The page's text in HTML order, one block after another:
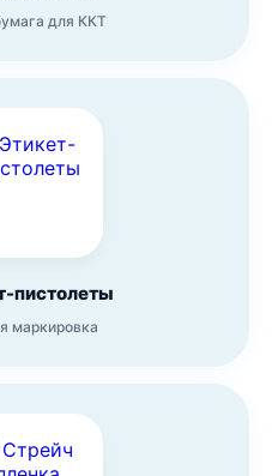
для ККТ
пистолеты
маркировка